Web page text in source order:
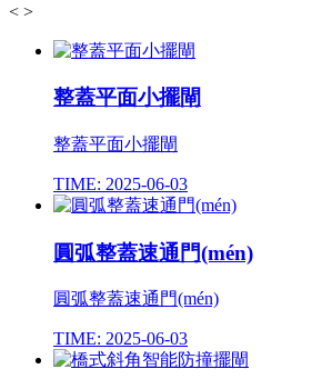
< >
整蓋平面小擺閘
整蓋平面小擺閘
TIME: 2025-06-03
圓弧整蓋速通門(mén)
圓弧整蓋速通門(mén)
TIME: 2025-06-03